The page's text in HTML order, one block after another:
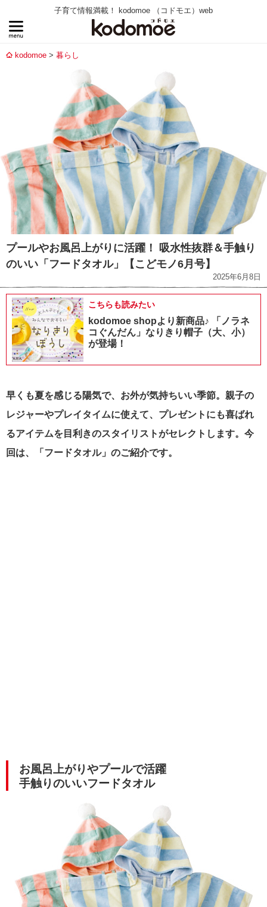
子育て情報満載！ kodomoe （コドモエ）web
kodomoe 暮らし
プールやお風呂上がりに活躍！ 吸水性抜群＆手触り
のいい「フードタオル」【こどモノ6月号】
2025年6月8日
こちらも読みたい
kodomoe shopより新商品♪ 「ノラネ
コぐんだん」なりきり帽子（大、小）
が登場！
早くも夏を感じる陽気で、お外が気持ちいい季節。親子の
レジャーやプレイタイムに使えて、プレゼントにも喜ばれ
るアイテムを目利きのスタイリストがセレクトします。今
回は、「フードタオル」のご紹介です。
お風呂上がりやプールで活躍
手触りのいいフードタオル